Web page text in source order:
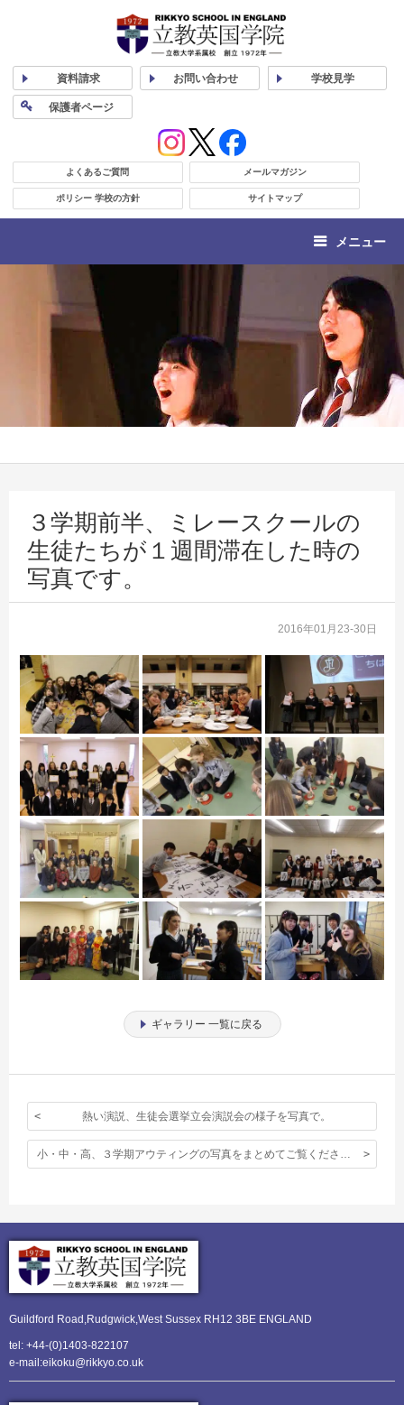
資料請求 お問い合わせ 学校見学
保護者ページ
よくあるご質問 メールマガジン
ポリシー 学校の方針 サイトマップ
メニュー
３学期前半、ミレースクールの
生徒たちが１週間滞在した時の
写真です。
2016年01月23-30日
ギャラリー 一覧に戻る
熱い演説、生徒会選挙立会演説会の様子を写真で。
小・中・高、３学期アウティングの写真をまとめてご覧ください。
Guildford Road,Rudgwick,West Sussex RH12 3BE ENGLAND
tel: +44-(0)1403-822107
e-mail:eikoku@rikkyo.co.uk